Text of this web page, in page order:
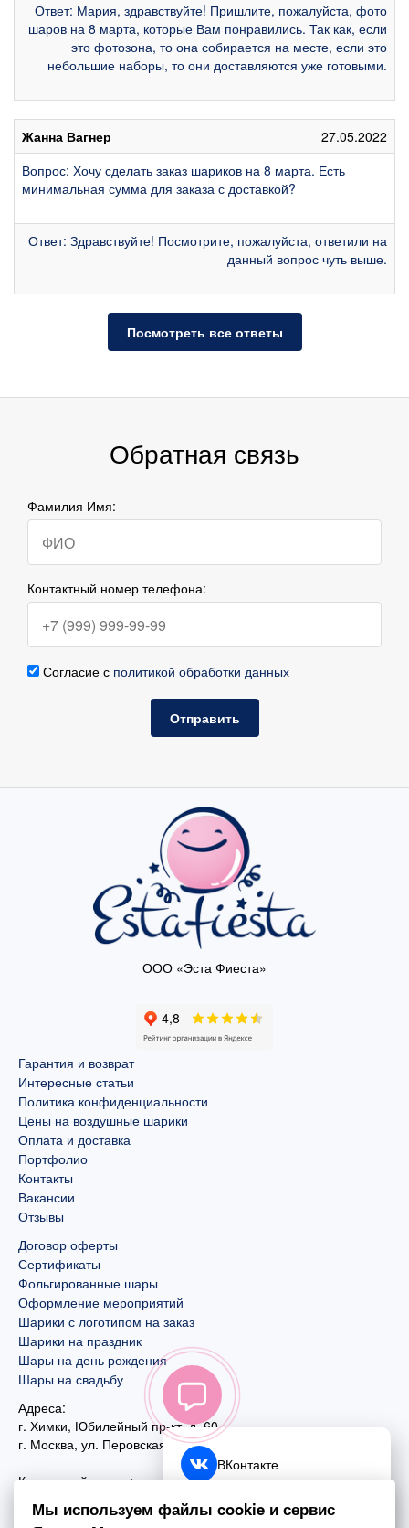
Ответ: Мария, здравствуйте! Пришлите, пожалуйста, фото
шаров на 8 марта, которые Вам понравились. Так как, если
это фотозона, то она собирается на месте, если это
небольшие наборы, то они доставляются уже готовыми.
Жанна Вагнер
27.05.2022
Вопрос: Хочу сделать заказ шариков на 8 марта. Есть
минимальная сумма для заказа с доставкой?
Ответ: Здравствуйте! Посмотрите, пожалуйста, ответили на
данный вопрос чуть выше.
Посмотреть все ответы
Обратная связь
Фамилия Имя:
Контактный номер телефона:
Согласие с политикой обработки данных
Отправить
ООО «Эста Фиеста»
Гарантия и возврат
Интересные статьи
Политика конфиденциальности
Цены на воздушные шарики
Оплата и доставка
Портфолио
Контакты
Вакансии
Отзывы
Договор оферты
Сертификаты
Фольгированные шары
Оформление мероприятий
Шарики с логотипом на заказ
Шарики на праздник
Шары на день рождения
Шары на свадьбу
Адреса:
г. Химки, Юбилейный пр-кт, д. 60
г. Москва, ул. Перовская, д. 59
Контактный номер:
+7 (495) 970-44-75
ВКонтакте
Telegram
Мы используем файлы cookie и сервис